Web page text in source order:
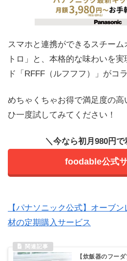
スマホと連携ができるスチー
トロ」と、本格的な味わいを
ド「RFFF（ルフフフ）」がコ
めちゃくちゃお得で満足度の
ひ一度試してみてください！
＼今なら初月980円
foodable公式
【パナソニック公式】オーブ
材の定期購入サービス
【炊飯器のフー